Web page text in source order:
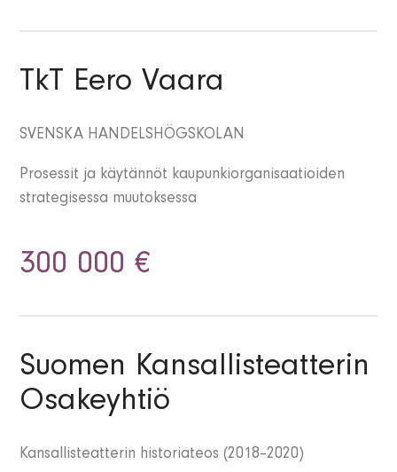
TkT Eero Vaara
SVENSKA HANDELSHÖGSKOLAN
Prosessit ja käytännöt kaupunkiorganisaatioiden
strategisessa muutoksessa
300 000 €
Suomen Kansallisteatterin
Osakeyhtiö
Kansallisteatterin historiateos (2018–2020)